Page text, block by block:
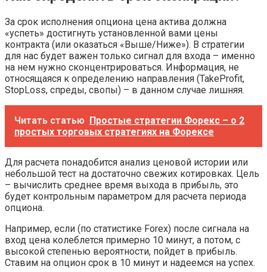
За срок исполнения опциона цена актива должна
«успеть» достигнуть установленной вами цены
контракта (или оказаться «Выше/Ниже»). В стратегии
для нас будет важен только сигнал для входа – именно
на нем нужно сконцентрироваться. Информация, не
относящаяся к определению направления (TakeProfit,
StopLoss, спреды, свопы) – в данном случае лишняя.
Читать статью Простые стратегии Форекс – о 2
простых торговых стратегиях на Форексе
Для расчета понадобится анализ ценовой истории или
небольшой тест на достаточно свежих котировках. Цель
– вычислить среднее время выхода в прибыль, это
будет контрольным параметром для расчета периода
опциона.
Например, если (по статистике Forex) после сигнала на
вход цена колеблется примерно 10 минут, а потом, с
высокой степенью вероятности, пойдет в прибыль.
Ставим на опцион срок в 10 минут и надеемся на успех.